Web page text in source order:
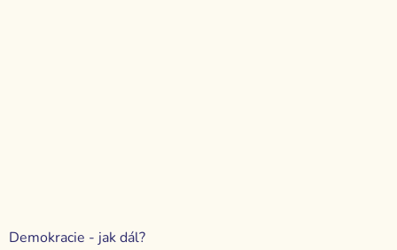
Demokracie - jak dál?